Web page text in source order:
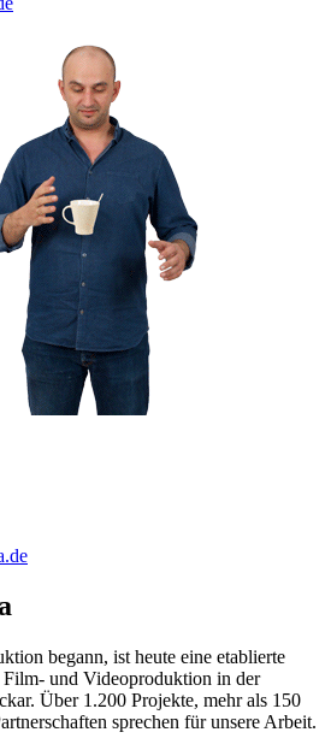
begann, ist heute eine etablierte
Film- und Videoproduktion in der
Über 1.200 Projekte, mehr als 150
sprechen für unsere Arbeit.